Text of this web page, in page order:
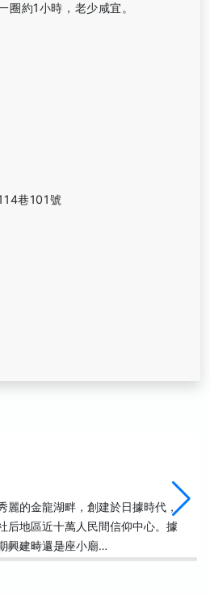
圈約1小時，老少咸宜。
巷101號
麗的金龍湖畔，創建於日據時代，
后地區近十萬人民間信仰中心。據
興建時還是座小廟…